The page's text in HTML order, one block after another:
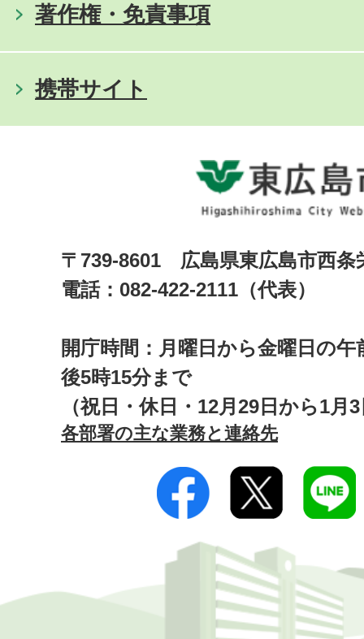
著作権・免責事項
携帯サイト
〒739-8601 広島県東広島市西
電話：082-422-2111（代表）
開庁時間：月曜日から金曜日の午
後5時15分まで
（祝日・休日・12月29日から1月
各部署の主な業務と連絡先